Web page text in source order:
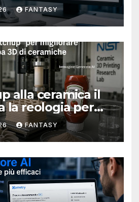
in 3D
FANTASY
alla ceramica il
la reologia per
affidabile la
FANTASY